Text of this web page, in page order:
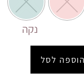
נקה
הוספה לסל